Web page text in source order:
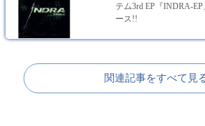
テム3rd EP『INDRA-
ース!!
関連記事をすべて見